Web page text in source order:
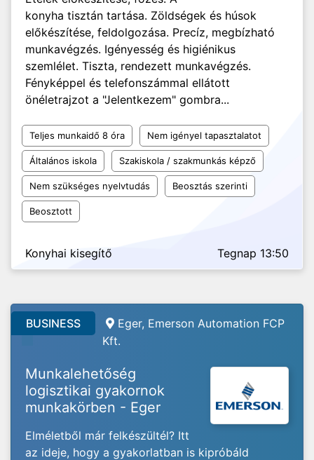
konyha tisztán tartása. Zöldségek és húsok
előkészítése, feldolgozása. Precíz, megbízható
munkavégzés. Igényesség és higiénikus
szemlélet. Tiszta, rendezett munkavégzés.
Fényképpel és telefonszámmal ellátott
önéletrajzot a "Jelentkezem" gombra...
Teljes munkaidő 8 óra Nem igényel tapasztalatot
Általános iskola Szakiskola / szakmunkás képző
Nem szükséges nyelvtudás Beosztás szerinti
Beosztott
Konyhai kisegítő Tegnap 13:50
BUSINESS
Eger, Emerson Automation FCP
Kft.
Munkalehetőség
logisztikai gyakornok
munkakörben - Eger
Elméletből már felkészültél? Itt
az ideje, hogy a gyakorlatban is kipróbáld